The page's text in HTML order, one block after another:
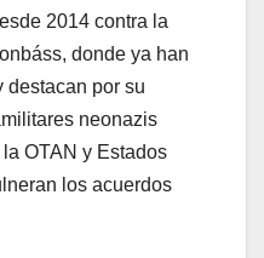
2014 contra la
donde ya han
destacan por su
neonazis
OTAN y Estados
los acuerdos